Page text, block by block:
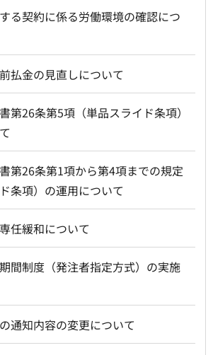
る契約に係る労働環境の確認につ
払金の見直しについて
第26条第5項（単品スライド条項）
第26条第1項から第4項までの規定
条項）の運用について
任緩和について
期間制度（発注者指定方式）の実施
通知内容の変更について